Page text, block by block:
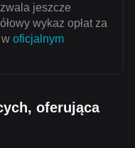
jeszcze
wykaz opłat za
w oficjalnym
oferująca